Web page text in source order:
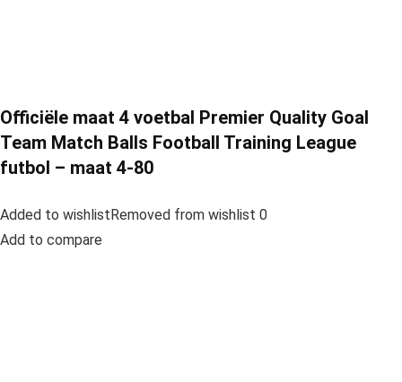
Officiële maat 4 voetbal Premier Quality Goal
Team Match Balls Football Training League
futbol – maat 4-80
Added to wishlistRemoved from wishlist 0
Add to compare